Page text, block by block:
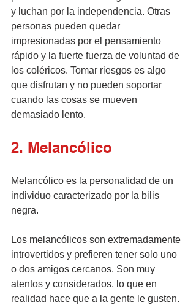
y luchan por la independencia. Otras
personas pueden quedar
impresionadas por el pensamiento
rápido y la fuerte fuerza de voluntad de
los coléricos. Tomar riesgos es algo
que disfrutan y no pueden soportar
cuando las cosas se mueven
demasiado lento.
2. Melancólico
Melancólico es la personalidad de un
individuo caracterizado por la bilis
negra.
Los melancólicos son extremadamente
introvertidos y prefieren tener solo uno
o dos amigos cercanos. Son muy
atentos y considerados, lo que en
realidad hace que a la gente le gusten.